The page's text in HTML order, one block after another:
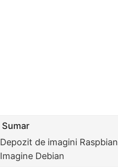
Sumar
Depozit de imagini Raspbian
Imagine Debian